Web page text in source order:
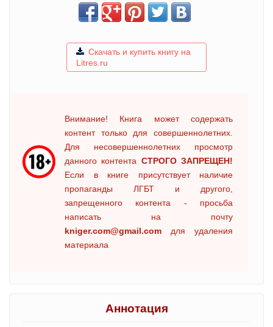
Скачать и купить книгу на
Litres.ru
Внимание! Книга может содержать
контент только для совершеннолетних.
Для несовершеннолетних просмотр
данного контента СТРОГО ЗАПРЕЩЕН!
Если в книге присутствует наличие
пропаганды ЛГБТ и другого,
запрещенного контента - просьба
написать на почту
kniger.com@gmail.com для удаления
материала
Аннотация